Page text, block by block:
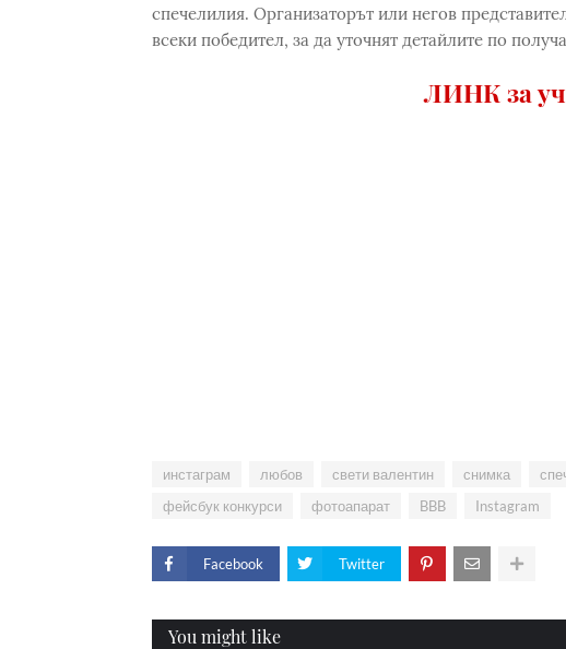
спечелилия. Организаторът или негов
всеки победител, за да уточнят детайлите по
ЛИНК за
инстаграм любов свети валентин снимка
фейсбук конкурси
фотоапарат BBB Instagram
Facebook Twitter
You might like